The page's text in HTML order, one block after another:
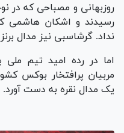
روزبهانی و مصباحی که در
رسیدند و اشکان هاشمی
نداد. گرشاسبی نیز مدال
اما در رده امید تیم ملی
یک مدال نقره به دست آورد.